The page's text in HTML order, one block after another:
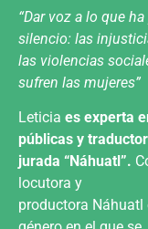
“Dar voz a lo que
silencio: las
las violencias
sufren las mujeres”
Leticia es experta
públicas y
jurada “Náhuatl”.
locutora y
productora Náhuatl